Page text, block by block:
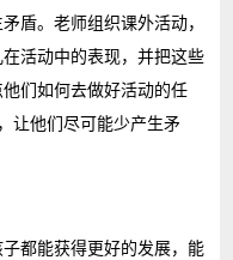
盾。老师组织课外活动，
活动中的表现，并把这些
们如何去做好活动的任
让他们尽可能少产生矛
都能获得更好的发展，能